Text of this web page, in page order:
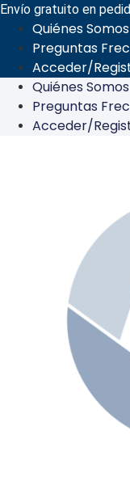
Ir
contenido
Envío gratuito en
Quiénes Somos
Preguntas
Acceder/
Quiénes Somos
Preguntas
Acceder/